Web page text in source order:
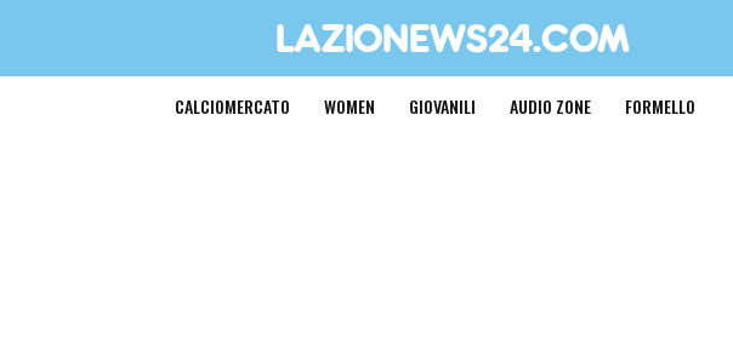
CALCIOMERCATO WOMEN GIOVANILI AUDIO ZONE FORMELLO